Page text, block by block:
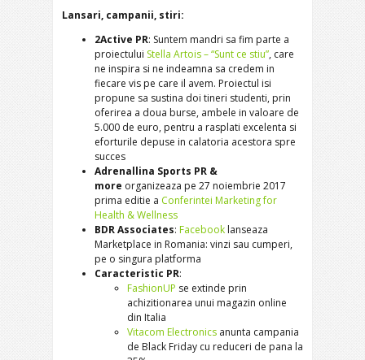
Lansari, campanii, stiri:
2Active PR: Suntem mandri sa fim parte a
proiectului Stella Artois – “Sunt ce stiu”, care
ne inspira si ne indeamna sa credem in
fiecare vis pe care il avem. Proiectul isi
propune sa sustina doi tineri studenti, prin
oferirea a doua burse, ambele in valoare de
5.000 de euro, pentru a rasplati excelenta si
eforturile depuse in calatoria acestora spre
succes
Adrenallina Sports PR &
more organizeaza pe 27 noiembrie 2017
prima editie a Conferintei Marketing for
Health & Wellness
BDR Associates: Facebook lanseaza
Marketplace in Romania: vinzi sau cumperi,
pe o singura platforma
Caracteristic PR:
FashionUP se extinde prin
achizitionarea unui magazin online
din Italia
Vitacom Electronics anunta campania
de Black Friday cu reduceri de pana la